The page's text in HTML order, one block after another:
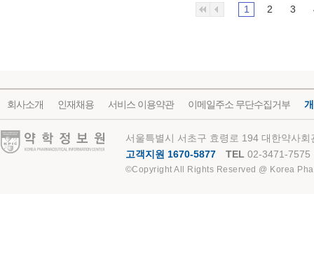
1 2 3
회사소개 인재채용 서비스 이용약관 이메일주소 무단수집거부
약학정보원
서울특별시 서초구 효령로 194 대한약사
고객지원 1670-5877
TEL 02-3471-7575
©Copyright All Rights Reserved @ Korea